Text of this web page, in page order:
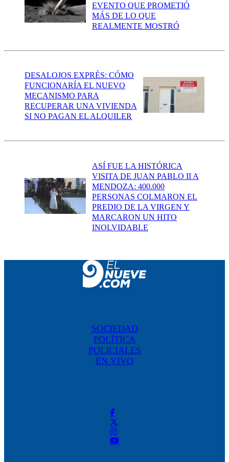
EVENTO QUE PROMETIÓ
MÁS DE LO QUE
REALMENTE MOSTRÓ
DESALOJOS EXPRÉS: CÓMO
FUNCIONARÍA EL NUEVO
MECANISMO PARA
RECUPERAR UNA VIVIENDA
SI NO PAGAN EL ALQUILER
ASÍ FUE LA HISTÓRICA
VISITA DE JUAN PABLO II A
MENDOZA: 400.000
PERSONAS COLMARON EL
PREDIO DE LA VIRGEN Y
MARCARON UN HITO
INOLVIDABLE
SOCIEDAD
POLÍTICA
POLICIALES
EN VIVO